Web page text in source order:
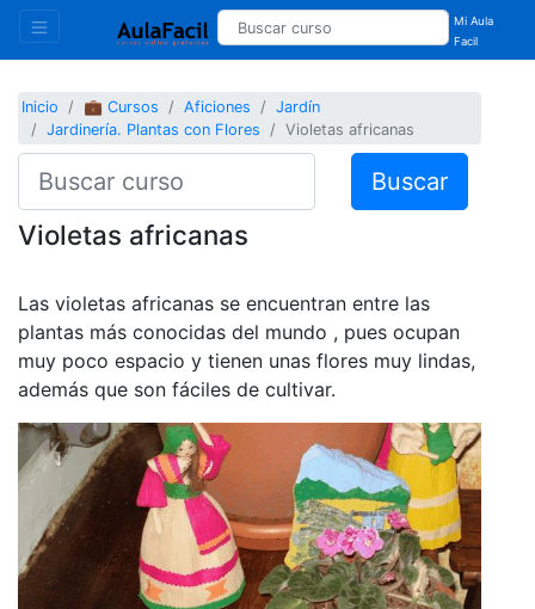
Mi Aula
Facil
Inicio 💼 Cursos Aficiones
Jardín
Jardinería. Plantas con Flores
Violetas africanas
Buscar
Violetas africanas
Las violetas africanas se encuentran entre las
plantas más conocidas del mundo , pues ocupan
muy poco espacio y tienen unas flores muy lindas,
además que son fáciles de cultivar.